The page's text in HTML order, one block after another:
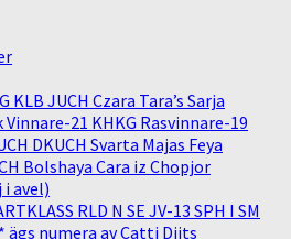
KLB JUCH Czara Tara’s Sarja
Vinnare-21 KHKG Rasvinnare-19
DKUCH Svarta Majas Feya
Bolshaya Cara iz Chopjor
i avel)
RLD N SE JV-13 SPH I SM
ägs numera av Catti Diits